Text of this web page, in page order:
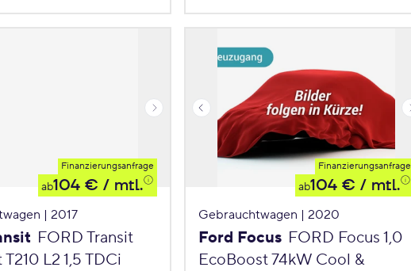
Finanzierungsanfrage
ab104 € / mtl.
| 2017
FORD Transit
L2 1,5 TDCi
Finanzierungsanfrage
ab104 € / mtl.
Gebrauchtwagen | 2020
Ford Focus FORD Focus 1,0
EcoBoost 74kW Cool &